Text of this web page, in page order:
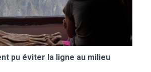
pu éviter la ligne au milieu